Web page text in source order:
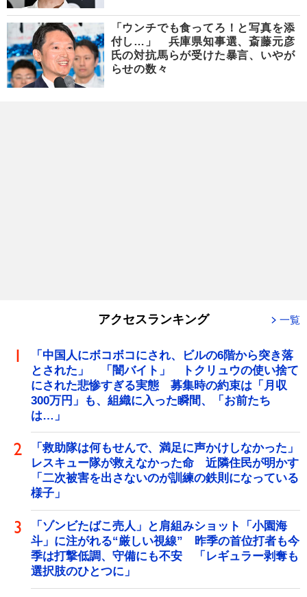
「ウンチでも食ってろ！と写真を添
付し…」 兵庫県知事選、斎藤元彦
氏の対抗馬らが受けた暴言、いやが
らせの数々
アクセスランキング 一覧
「中国人にボコボコにされ、ビルの6階から突き落
とされた」 「闇バイト」 トクリュウの使い捨て
にされた悲惨すぎる実態 募集時の約束は「月収
300万円」も、組織に入った瞬間、「お前たち
は…」
「救助隊は何もせんで、満足に声かけしなかった」
レスキュー隊が救えなかった命 近隣住民が明かす
「二次被害を出さないのが訓練の鉄則になっている
様子」
「ゾンビたばこ売人」と肩組みショット「小園海
斗」に注がれる“厳しい視線” 昨季の首位打者も今
季は打撃低調、守備にも不安 「レギュラー剥奪も
選択肢のひとつに」